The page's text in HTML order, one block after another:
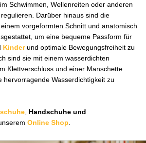
Schwimmen, Wellenreiten oder anderen
Darüber hinaus sind die
einem vorgeformten Schnitt und anatomisch
um eine bequeme Passform für
Kinder und optimale Bewegungsfreiheit zu
sind sie mit einem wasserdichten
Klettverschluss und einer Manschette
hervorragende Wasserdichtigkeit zu
, Handschuhe und
Online Shop.